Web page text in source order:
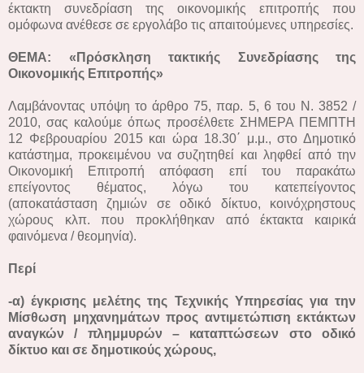
έκτακτη συνεδρίαση της οικονομικής επιτροπής που
ομόφωνα ανέθεσε σε εργολάβο τις απαιτούμενες υπηρεσίες.
ΘΕΜΑ:
«Πρόσκληση τακτικής Συνεδρίασης της
Οικονομικής Επιτροπής»
Λαμβάνοντας υπόψη το άρθρο 75, παρ. 5, 6 του Ν. 3852 /
2010, σας καλούμε όπως προσέλθετε ΣΗΜΕΡΑ ΠΕΜΠΤΗ
12 Φεβρουαρίου 2015 και ώρα 18.30΄ μ.μ., στο Δημοτικό
κατάστημα, προκειμένου να συζητηθεί και ληφθεί από την
Οικονομική Επιτροπή απόφαση επί του παρακάτω
επείγοντος θέματος, λόγω του κατεπείγοντος
(αποκατάσταση ζημιών σε οδικό δίκτυο, κοινόχρηστους
χώρους κλπ. που προκλήθηκαν από έκτακτα καιρικά
φαινόμενα / θεομηνία).
Περί
-α) έγκρισης μελέτης της Τεχνικής Υπηρεσίας για την
Μίσθωση μηχανημάτων προς αντιμετώπιση εκτάκτων
αναγκών / πλημμυρών – καταπτώσεων στο οδικό
δίκτυο και σε δημοτικούς χώρους,